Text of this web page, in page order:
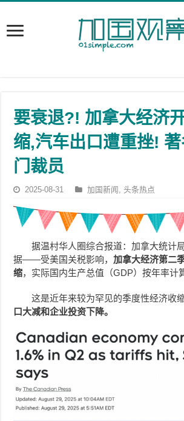
要衰退?! 加拿大经济
缩,汽车出口遭重挫!
门裁员
2025-08-31 加国新闻 ,头条热点
据温村华人圈综合报道：加拿大统计
据——受美国关税影响，加拿大经济第二
缩，实际国内生产总值（GDP）按年率计
这是近年来较为罕见的季度性经济收
口大减和企业投资下降。